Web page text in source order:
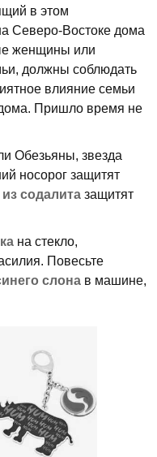
в этом
Северо-Востоке дома
женщины или
должны соблюдать
влияние семьи
Пришло время не
Обезьяны, звезда
носорог защитят
содалита защитят
на стекло,
Повесьте
слона в машине,